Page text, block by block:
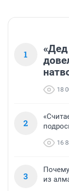
1
«Дед
18
2
16
3
из